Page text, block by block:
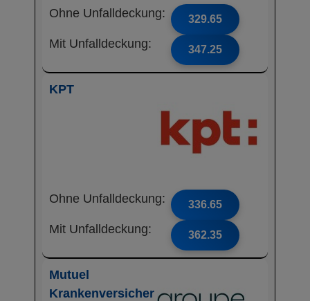
Ohne Unfalldeckung: 329.65
Mit Unfalldeckung: 347.25
KPT
Ohne Unfalldeckung: 336.65
Mit Unfalldeckung: 362.35
Mutuel
Krankenversicher